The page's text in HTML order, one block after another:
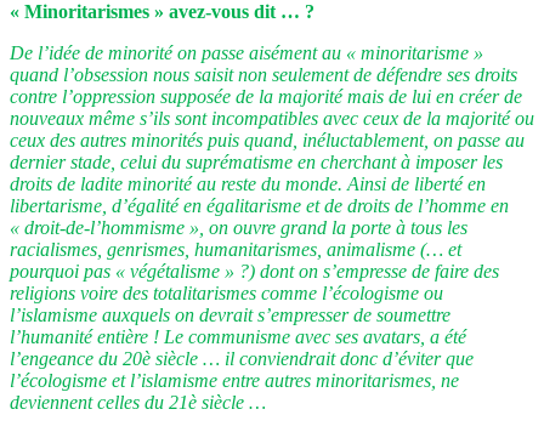
« Minoritarismes » avez-vous dit … ?
De l’idée de minorité on passe aisément au « minoritarisme »
quand l’obsession nous saisit non seulement de défendre ses droits
contre l’oppression supposée de la majorité mais de lui en créer de
nouveaux même s’ils sont incompatibles avec ceux de la majorité ou
ceux des autres minorités puis quand, inéluctablement, on passe au
dernier stade, celui du suprématisme en cherchant à imposer les
droits de ladite minorité au reste du monde. Ainsi de liberté en
libertarisme, d’égalité en égalitarisme et de droits de l’homme en
« droit-de-l’hommisme », on ouvre grand la porte à tous les
racialismes, genrismes, humanitarismes, animalisme (… et
pourquoi pas « végétalisme » ?) dont on s’empresse de faire des
religions voire des totalitarismes comme l’écologisme ou
l’islamisme auxquels on devrait s’empresser de soumettre
l’humanité entière ! Le communisme avec ses avatars, a été
l’engeance du 20è siècle … il conviendrait donc d’éviter que
l’écologisme et l’islamisme entre autres minoritarismes, ne
deviennent celles du 21è siècle …